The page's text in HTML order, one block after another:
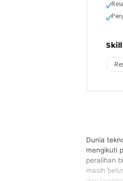
Dunia
mengikuti
peralihan
masih